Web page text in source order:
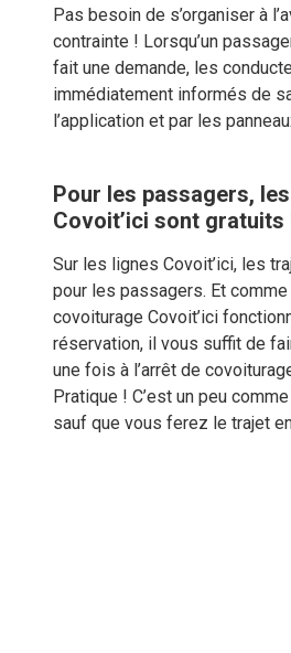
Pas besoin de s’organiser à
contrainte ! Lorsqu’un
fait une demande, les
immédiatement informés de
l’application et par les
Pour les passagers,
Covoit’ici sont gratuits
Sur les lignes Covoit’ici, les
pour les passagers. Et
covoiturage Covoit’ici
réservation, il vous suffit de
une fois à l’arrêt de
Pratique ! C’est un peu
sauf que vous ferez le trajet